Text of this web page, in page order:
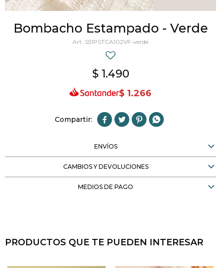
Bombacho Estampado - Verde
S51PSTCA102VF-verde
$ 1.490
$ 1.266
   
ENVÍOS
CAMBIOS Y DEVOLUCIONES
MEDIOS DE PAGO
PRODUCTOS QUE TE PUEDEN INTERESAR